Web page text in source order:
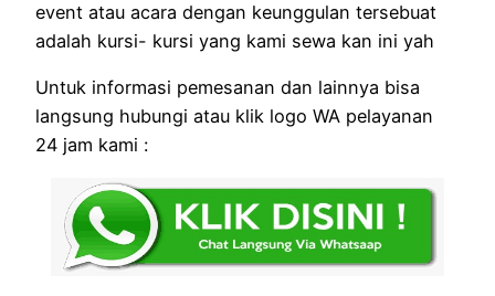
event atau acara dengan keunggulan tersebuat
adalah kursi- kursi yang kami sewa kan ini yah
Untuk informasi pemesanan dan lainnya bisa
langsung hubungi atau klik logo WA pelayanan
24 jam kami :